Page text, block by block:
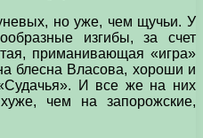
но уже, чем щучьи. У
изгибы, за счет
приманивающая «игра»
блесна Власова, хороши и
И все же на них
чем на запорожские,